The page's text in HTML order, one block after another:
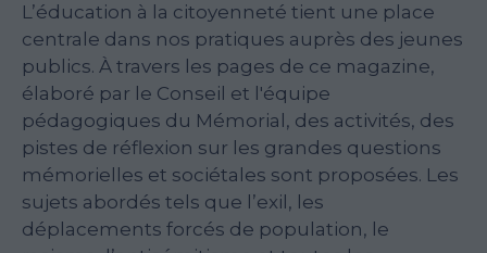
L’éducation à la citoyenneté tient une place
centrale dans nos pratiques auprès des jeunes
publics. À travers les pages de ce magazine,
élaboré par le Conseil et l'équipe
pédagogiques du Mémorial, des activités, des
pistes de réflexion sur les grandes questions
mémorielles et sociétales sont proposées. Les
sujets abordés tels que l’exil, les
déplacements forcés de population, le